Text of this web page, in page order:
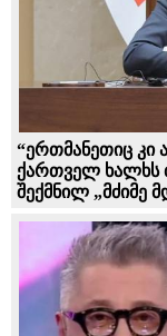
“ერთმანეთიც
ქართველ ხალხს
შექმნილ „მძიმე